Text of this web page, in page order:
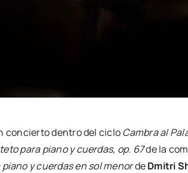
con­cier­to den­tro del cicloCam­bra al
para piano y cuer­das, op. 67de la
y cuer­das en sol menordeDmi­tri